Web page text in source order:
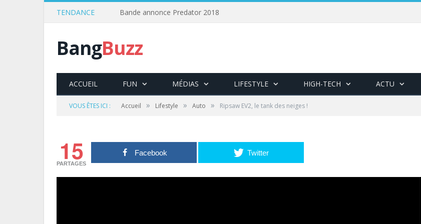
TENDANCE Bande annonce Predator 2018
BangBuzz
ACCUEIL FUN MÉDIAS LIFESTYLE HIGH-TECH ACTU
VOUS ÊTES ICI : Accueil » Lifestyle » Auto » Ripsaw EV2, le tank des neiges !
15
PARTAGES
Facebook Twitter